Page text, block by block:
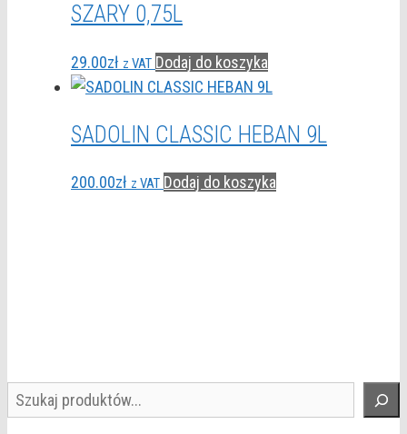
SZARY 0,75L
29.00zł z VAT Dodaj do koszyka
SADOLIN CLASSIC HEBAN 9L
200.00zł z VAT Dodaj do koszyka
Szukaj